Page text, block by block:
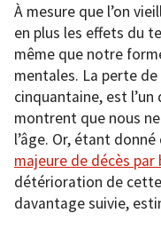
À mesure que l’on
en plus les effets du
même que notre
mentales. La perte de
cinquantaine, est
montrent que nous
l’âge. Or, étant donné
majeure de décès par
détérioration de
davantage suivie,